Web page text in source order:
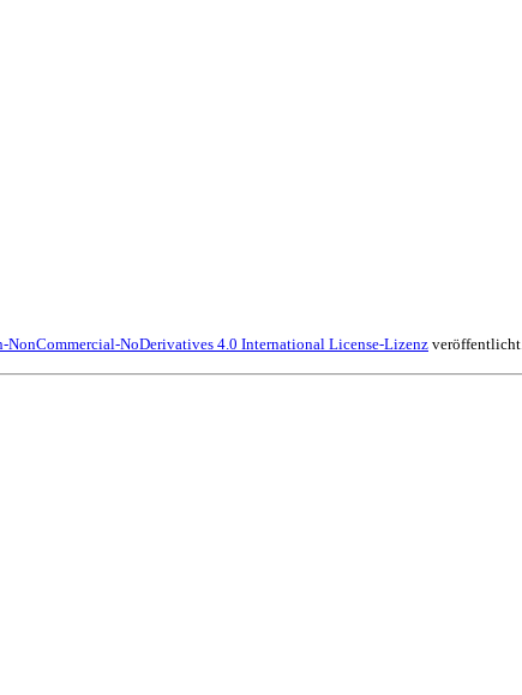
NonCommercial-NoDerivatives 4.0 International License-Lizenz veröffentlicht.